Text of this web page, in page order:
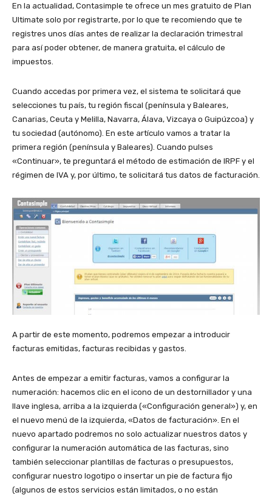
En la actualidad, Contasimple te ofrece un mes gratuito de Plan
Ultimate solo por registrarte, por lo que te recomiendo que te
registres unos días antes de realizar la declaración trimestral
para así poder obtener, de manera gratuita, el cálculo de
impuestos.
Cuando accedas por primera vez, el sistema te solicitará que
selecciones tu país, tu región fiscal (península y Baleares,
Canarias, Ceuta y Melilla, Navarra, Álava, Vizcaya o Guipúzcoa) y
tu sociedad (autónomo). En este artículo vamos a tratar la
primera región (península y Baleares). Cuando pulses
«Continuar», te preguntará el método de estimación de IRPF y el
régimen de IVA y, por último, te solicitará tus datos de facturación.
A partir de este momento, podremos empezar a introducir
facturas emitidas, facturas recibidas y gastos.
Antes de empezar a emitir facturas, vamos a configurar la
numeración: hacemos clic en el icono de un destornillador y una
llave inglesa, arriba a la izquierda («Configuración general») y, en
el nuevo menú de la izquierda, «Datos de facturación». En el
nuevo apartado podremos no solo actualizar nuestros datos y
configurar la numeración automática de las facturas, sino
también seleccionar plantillas de facturas o presupuestos,
configurar nuestro logotipo o insertar un pie de factura fijo
(algunos de estos servicios están limitados, o no están